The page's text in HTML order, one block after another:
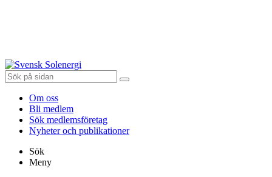
Om oss
Bli medlem
Sök medlemsföretag
Nyheter och publikationer
Sök
Meny